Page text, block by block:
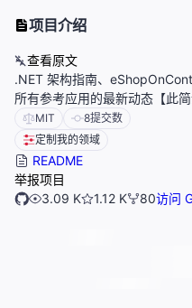
项目介绍
查看原文
.NET 架构指南、
所有参考应用的最新动态【此简
MIT 8提交数
定制我的领域
README
举报项目
3.09 K
1.12 K 80访问